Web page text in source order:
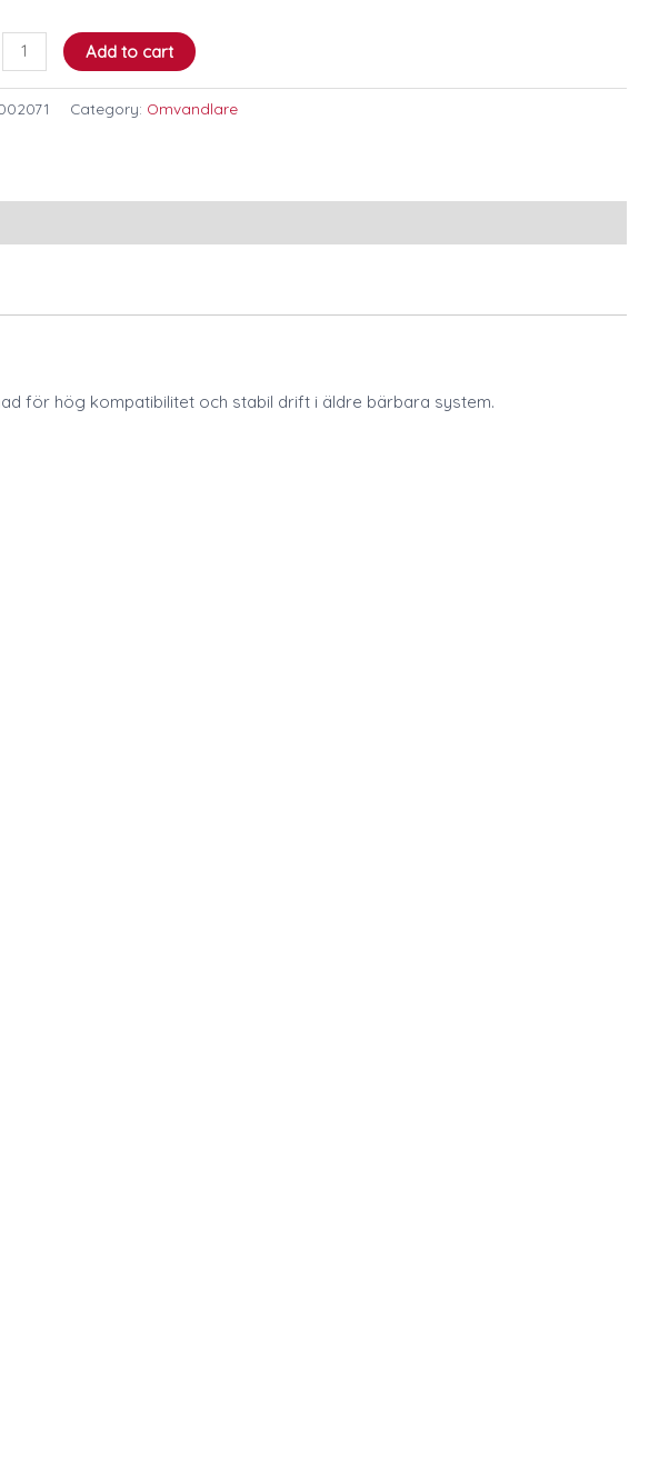
Add to cart
Category: Omvandlare
för hög kompatibilitet och stabil drift i äldre bärbara system.